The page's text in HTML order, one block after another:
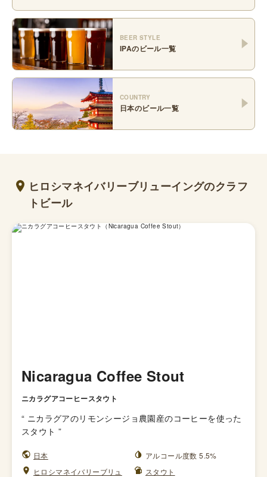
BEER STYLE
IPAのビール一覧
COUNTRY
日本のビール一覧
ヒロシマネイバリーブリューイングのクラフ
トビール
Nicaragua Coffee Stout
ニカラグアコーヒースタウト
“ ニカラグアのリモンシージョ農園産のコーヒーを使った
スタウト ”
日本
アルコール度数 5.5%
ヒロシマネイバリーブリュ
スタウト